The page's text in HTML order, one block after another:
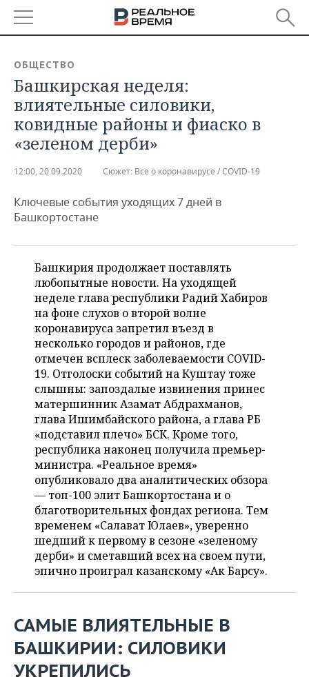
БАШКОРТОСТАН
ТАТАРСТАН
УДМУРТИЯ
НОВОСТИ
АНАЛИТИКА
НОВОСТИ АНАЛИТИКИ
ДЕКЛАРАЦИИ О ДОХОДАХ
КОРОЛИ ГОСЗАКАЗА ПФО
КОМУ ПРИНАДЛЕЖАТ
ТОРГОВЫЕ ЦЕНТРЫ
ЭКОНОМИКА
НОВОСТИ ЭКОНОМИКИ
ФИНАНСЫ
БЮДЖЕТ
ИНВЕСТИЦИИ
ПРОМЫШЛЕННОСТЬ
НОВОСТИ
ПРОМЫШЛЕННОСТИ
АГРОПРОМ
МАШИНОСТРОЕНИЕ
НЕФТЕХИМИЯ
НЕФТЬ
ОПК
ЭНЕРГЕТИКА
НЕДВИЖИМОСТЬ
НОВОСТИ АВТО
БИЗНЕС
НОВОСТИ БИЗНЕСА
РОЗНИЧНАЯ ТОРГОВЛЯ
ТРАНСПОРТ
ТЕХНОЛОГИИ
НОВОСТИ ТЕХНОЛОГИЙ
ТЕЛЕКОММУНИКАЦИИ
МЕРОПРИЯТИЯ
НОВОСТИ МЕРОПРИЯТИЙ
ВЫЕЗДНАЯ РЕДАКЦИЯ
БИЗНЕС-БРАНЧИ
ONLINE-КОНФЕРЕНЦИИ
ОТКРЫТАЯ ЛЕКЦИЯ
СПОРТ
ФУТБОЛ
ХОККЕЙ
БАСКЕТБОЛ
ВОЛЕЙБОЛ
КИБЕРСПОРТ
ВОДНЫЕ ВИДЫ СПОРТА
ХОККЕЙ С МЯЧОМ
ОБЩЕСТВО
НОВОСТИ ОБЩЕСТВА
ВЛАСТЬ
ИНФРАСТРУКТУРА
ИСТОРИЯ
КУЛЬТУРА
ОБРАЗОВАНИЕ
ПРОИСШЕСТВИЯ
ФОТОГАЛЕРЕЯ
СЮЖЕТЫ
СПРАВОЧНИК
СПИСОК ПЕРСОН
СПИСОК КОМПАНИЙ
ПОЛНАЯ ВЕРСИЯ
ОБЩЕСТВО
Башкирская неделя:
влиятельные силовики,
ковидные районы и фиаско в
«зеленом дерби»
12:00, 20.09.2020 Сюжет: Все о коронавирусе / COVID-19
Ключевые события уходящих 7 дней в
Башкортостане
Башкирия продолжает поставлять
любопытные новости. На уходящей
неделе глава республики Радий Хабиров
на фоне слухов о второй волне
коронавируса запретил въезд в
несколько городов и районов, где
отмечен всплеск заболеваемости COVID-
19. Отголоски событий на Куштау тоже
слышны: запоздалые извинения принес
матершинник Азамат Абдрахманов,
глава Ишимбайского района, а глава РБ
«подставил плечо» БСК. Кроме того,
республика наконец получила премьер-
министра. «Реальное время»
опубликовало два аналитических обзора
— топ-100 элит Башкортостана и о
благотворительных фондах региона. Тем
временем «Салават Юлаев», уверенно
шедший к первому в сезоне «зеленому
дерби» и сметавший всех на своем пути,
эпично проиграл казанскому «Ак Барсу».
САМЫЕ ВЛИЯТЕЛЬНЫЕ В
БАШКИРИИ: СИЛОВИКИ
УКРЕПИЛИСЬ